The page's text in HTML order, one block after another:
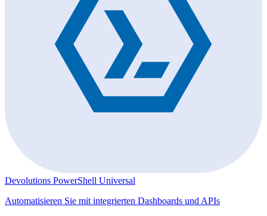
Devolutions PowerShell Universal
Automatisieren Sie mit integrierten Dashboards und APIs